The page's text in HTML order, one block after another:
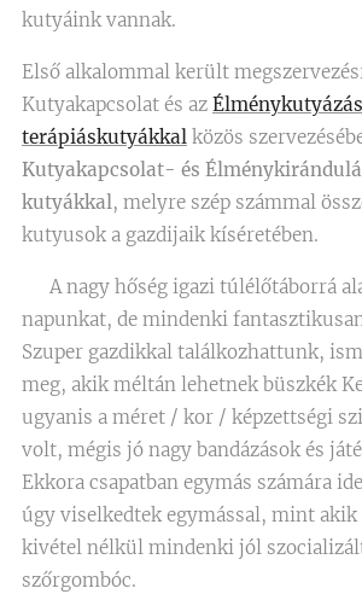
kutyáink vannak.
Első alkalommal került
Kutyakapcsolat és az Élménykutyázás
terápiáskutyákkal közös
Kutyakapcsolat- és
kutyákkal, melyre szép számmal
kutyusok a gazdijaik kíséretében.
☀️ A nagy hőség igazi túlélőtáborrá
napunkat, de mindenki
Szuper gazdikkal találkozhattunk,
meg, akik méltán lehetnek büszkék
ugyanis a méret / kor / képzettségi
volt, mégis jó nagy bandázások és
Ekkora csapatban egymás számára
úgy viselkedtek egymással, mint akik
kivétel nélkül mindenki jól
szőrgombóc. 🐶